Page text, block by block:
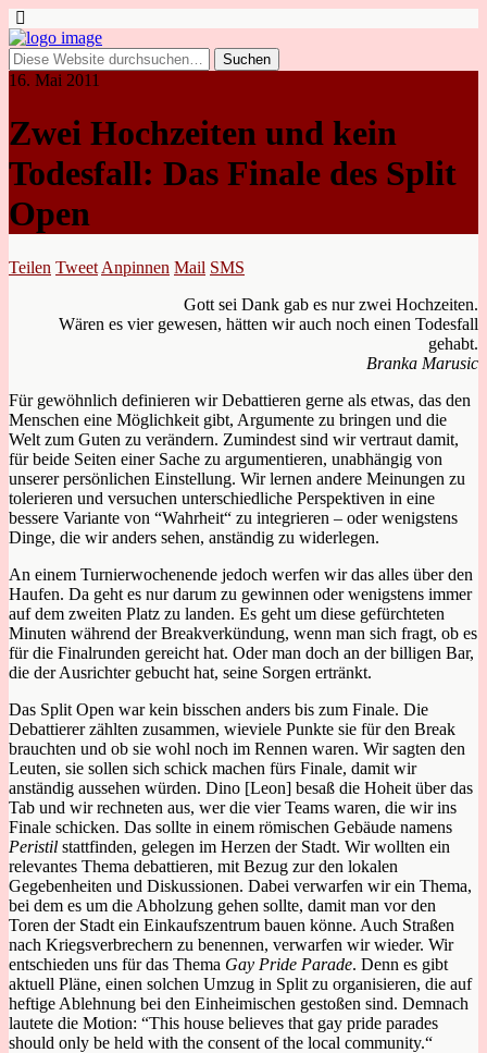
16. Mai 2011
Zwei Hochzeiten und kein
Todesfall: Das Finale des Split
Open
Teilen Tweet Anpinnen Mail SMS
Gott sei Dank gab es nur zwei Hochzeiten.
Wären es vier gewesen, hätten wir auch noch einen Todesfall
gehabt.
Branka Marusic
Für gewöhnlich definieren wir Debattieren gerne als etwas, das den
Menschen eine Möglichkeit gibt, Argumente zu bringen und die
Welt zum Guten zu verändern. Zumindest sind wir vertraut damit,
für beide Seiten einer Sache zu argumentieren, unabhängig von
unserer persönlichen Einstellung. Wir lernen andere Meinungen zu
tolerieren und versuchen unterschiedliche Perspektiven in eine
bessere Variante von “Wahrheit“ zu integrieren – oder wenigstens
Dinge, die wir anders sehen, anständig zu widerlegen.
An einem Turnierwochenende jedoch werfen wir das alles über den
Haufen. Da geht es nur darum zu gewinnen oder wenigstens immer
auf dem zweiten Platz zu landen. Es geht um diese gefürchteten
Minuten während der Breakverkündung, wenn man sich fragt, ob es
für die Finalrunden gereicht hat. Oder man doch an der billigen Bar,
die der Ausrichter gebucht hat, seine Sorgen ertränkt.
Das Split Open war kein bisschen anders bis zum Finale. Die
Debattierer zählten zusammen, wieviele Punkte sie für den Break
brauchten und ob sie wohl noch im Rennen waren. Wir sagten den
Leuten, sie sollen sich schick machen fürs Finale, damit wir
anständig aussehen würden. Dino [Leon] besaß die Hoheit über das
Tab und wir rechneten aus, wer die vier Teams waren, die wir ins
Finale schicken. Das sollte in einem römischen Gebäude namens
Peristil stattfinden, gelegen im Herzen der Stadt. Wir wollten ein
relevantes Thema debattieren, mit Bezug zur den lokalen
Gegebenheiten und Diskussionen. Dabei verwarfen wir ein Thema,
bei dem es um die Abholzung gehen sollte, damit man vor den
Toren der Stadt ein Einkaufszentrum bauen könne. Auch Straßen
nach Kriegsverbrechern zu benennen, verwarfen wir wieder. Wir
entschieden uns für das Thema Gay Pride Parade. Denn es gibt
aktuell Pläne, einen solchen Umzug in Split zu organisieren, die auf
heftige Ablehnung bei den Einheimischen gestoßen sind. Demnach
lautete die Motion: “This house believes that gay pride parades
should only be held with the consent of the local community.“